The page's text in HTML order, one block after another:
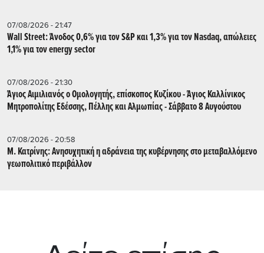
07/08/2026 - 21:47
Wall Street: Άνοδος 0,6% για τον S&P και 1,3% για τον Nasdaq, απώλειες
1,1% για τον energy sector
07/08/2026 - 21:30
Άγιος Αιμιλιανός ο Ομολογητής, επίσκοπος Κυζίκου - Άγιος Καλλίνικος
Μητροπολίτης Εδέσσης, Πέλλης και Αλμωπίας - Σάββατο 8 Αυγούστου
07/08/2026 - 20:58
Μ. Κατρίνης: Ανησυχητική η αδράνεια της κυβέρνησης στο μεταβαλλόμενο
γεωπολιτικό περιβάλλον